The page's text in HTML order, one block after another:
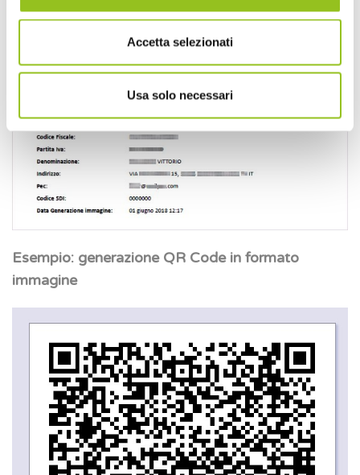
Accetta selezionati
Usa solo necessari
Esempio: generazione QR Code in formato
immagine